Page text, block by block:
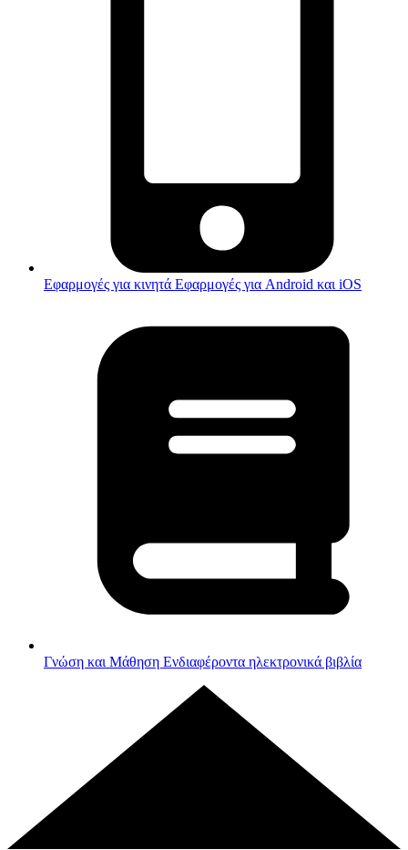
Εφαρμογές για κινητά Εφαρμογές για Android και iOS
Γνώση και Μάθηση Ενδιαφέροντα ηλεκτρονικά βιβλία